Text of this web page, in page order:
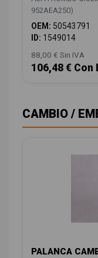
952AEA250)
OEM: 50543791
ID: 1549014
88,00 € Sin IVA
106,48 € Con
CAMBIO /
PALANCA